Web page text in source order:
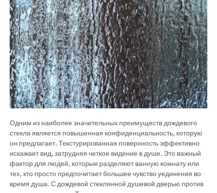
Одним из наиболее значительных преимуществ дождевого
стекла является повышенная конфиденциальность, которую
он предлагает. Текстурированная поверхность эффективно
искажает вид, затрудняя четкое видение в душе. Это важный
фактор для людей, которые разделяют ванную комнату или
тех, кто просто предпочитает большее чувство уединения во
время душа. С дождевой стеклянной душевой дверью против